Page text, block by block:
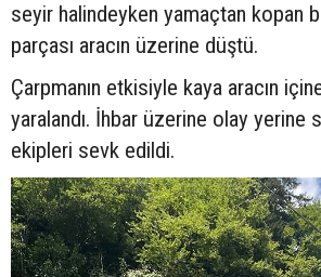
seyir halindeyken yamaçtan kopan
parçası aracın üzerine düştü.
Çarpmanın etkisiyle kaya aracın
yaralandı. İhbar üzerine olay yerine
ekipleri sevk edildi.